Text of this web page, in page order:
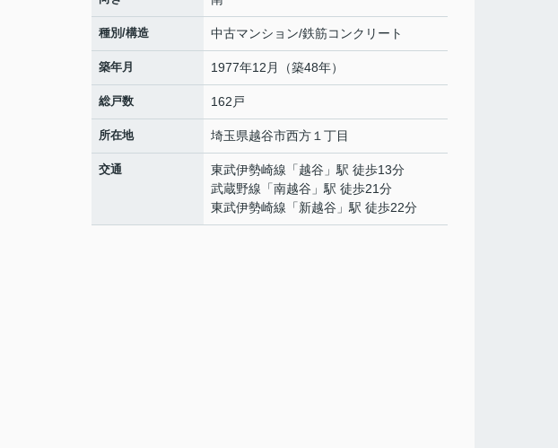
種別/構造 中古マンション/鉄筋コンクリート
築年月 1977年12月（築48年）
総戸数 162戸
所在地 埼玉県越谷市西方 １丁目
交通 東武伊勢崎線 「越谷 」駅 徒歩13分
武蔵野線 「南越谷 」駅 徒歩21分
東武伊勢崎線 「新越谷 」駅 徒歩22分